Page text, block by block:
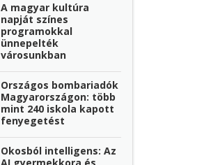
A magyar kultúra
napját színes
programokkal
ünnepelték
városunkban
Országos bombariadók
Magyarországon: több
mint 240 iskola kapott
fenyegetést
Okosból intelligens: Az